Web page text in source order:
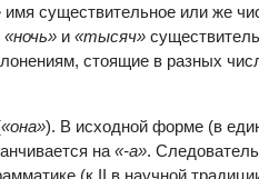
имя существительное или же
«ночь» и «тысяч»
стоящие в разных
«она»). В исходной форме (в
на «-а».
(к II в научной